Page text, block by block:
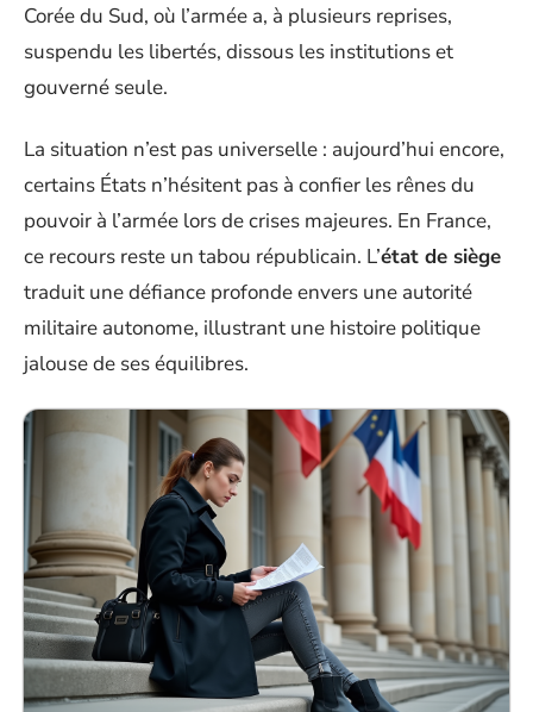
Corée du Sud, où l’armée a, à plusieurs reprises,
suspendu les libertés, dissous les institutions et
gouverné seule.
La situation n’est pas universelle : aujourd’hui encore,
certains États n’hésitent pas à confier les rênes du
pouvoir à l’armée lors de crises majeures. En France,
ce recours reste un tabou républicain. L’état de siège
traduit une défiance profonde envers une autorité
militaire autonome, illustrant une histoire politique
jalouse de ses équilibres.